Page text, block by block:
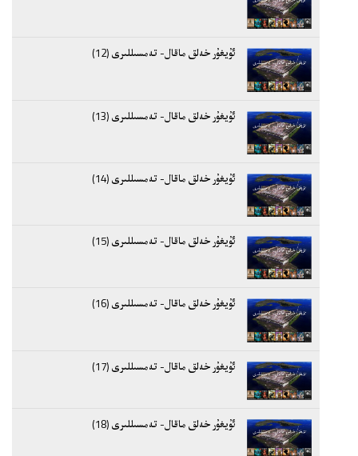
ئۇيغۇر خەلق ماقال- تەمسىللىرى (12)
ئۇيغۇر خەلق ماقال- تەمسىللىرى (13)
ئۇيغۇر خەلق ماقال- تەمسىللىرى (14)
ئۇيغۇر خەلق ماقال- تەمسىللىرى (15)
ئۇيغۇر خەلق ماقال- تەمسىللىرى (16)
ئۇيغۇر خەلق ماقال- تەمسىللىرى (17)
ئۇيغۇر خەلق ماقال- تەمسىللىرى (18)